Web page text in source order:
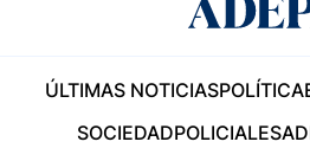
ÚLTIMAS NOTICIASPOLÍTICA
SOCIEDADPOLICIALES